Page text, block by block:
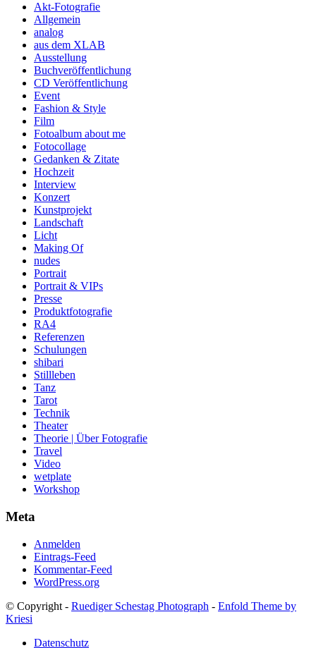
Akt-Fotografie
Allgemein
analog
aus dem XLAB
Ausstellung
Buchveröffentlichung
CD Veröffentlichung
Event
Fashion & Style
Film
Fotoalbum about me
Fotocollage
Gedanken & Zitate
Hochzeit
Interview
Konzert
Kunstprojekt
Landschaft
Licht
Making Of
nudes
Portrait
Portrait & VIPs
Presse
Produktfotografie
RA4
Referenzen
Schulungen
shibari
Stillleben
Tanz
Tarot
Technik
Theater
Theorie | Über Fotografie
Travel
Video
wetplate
Workshop
Meta
Anmelden
Eintrags-Feed
Kommentar-Feed
WordPress.org
© Copyright - Ruediger Schestag Photograph - Enfold Theme by
Kriesi
Datenschutz